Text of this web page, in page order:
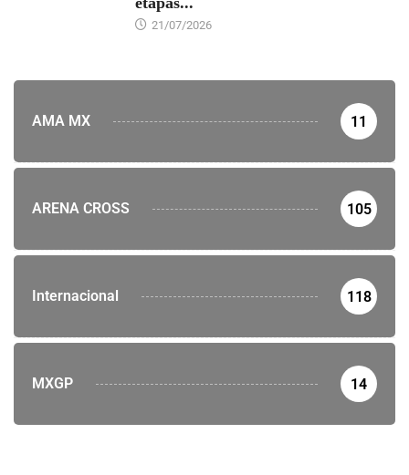
21/07/2026
AMA MX 11
ARENA CROSS 105
Internacional 118
MXGP 14